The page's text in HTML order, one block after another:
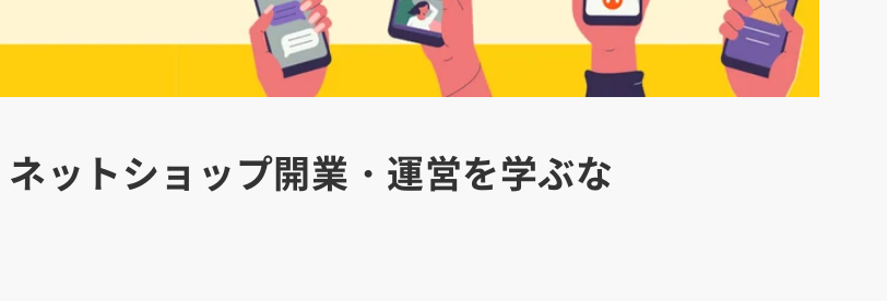
ネットショップ開業・運営を学ぶな